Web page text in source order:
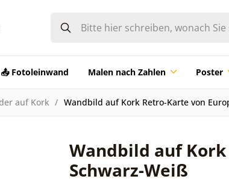
📤 Fotoleinwand Malen nach Zahlen Poster
auf Kork Wandbild auf Kork Retro-Karte von
Wandbild auf
Schwarz-Weiß